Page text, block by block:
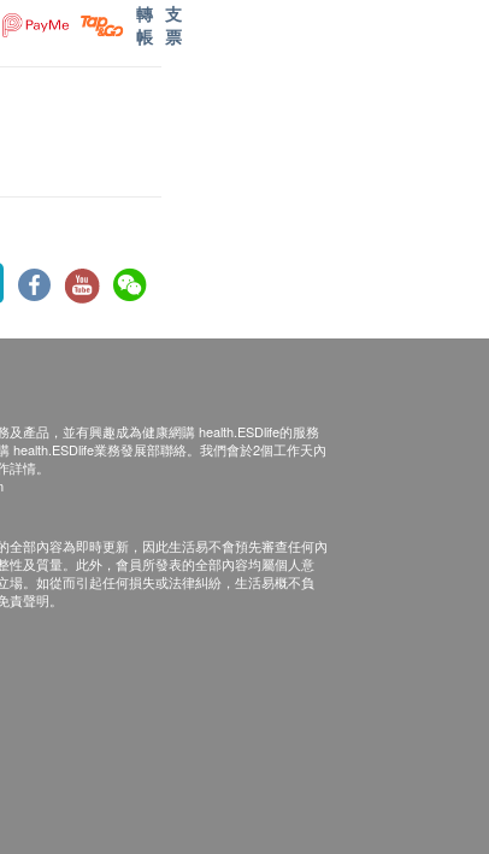
轉
帳
支
票
及產品，並有興趣成為健康網購 health.ESDlife的服務
health.ESDlife業務發展部聯絡。我們會於2個工作天內
情。
全部內容為即時更新，因此生活易不會預先審查任何內
性及質量。此外，會員所發表的全部內容均屬個人意
場。如從而引起任何損失或法律糾紛，生活易概不負
聲明。